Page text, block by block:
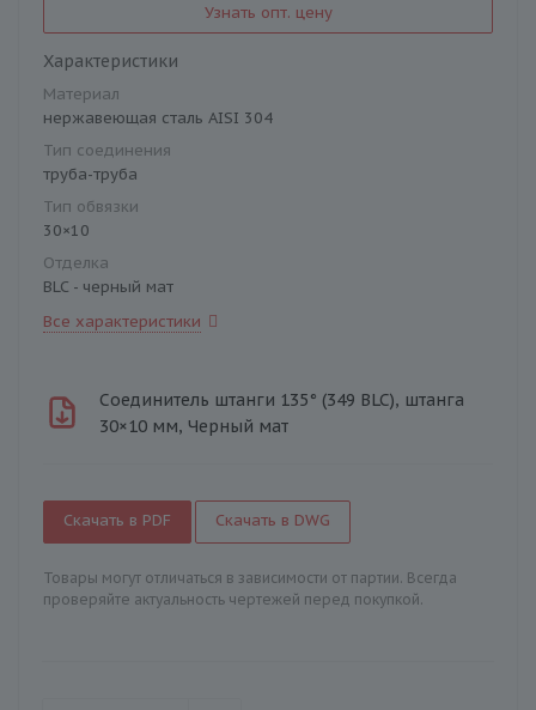
Узнать опт. цену
Характеристики
Материал
нержавеющая сталь AISI 304
Тип соединения
труба-труба
Тип обвязки
30×10
Отделка
BLC - черный мат
Все характеристики
Соединитель штанги 135° (349 BLC), штанга
30×10 мм, Черный мат
Скачать в PDF Скачать в DWG
Товары могут отличаться в зависимости от партии. Всегда
проверяйте актуальность чертежей перед покупкой.